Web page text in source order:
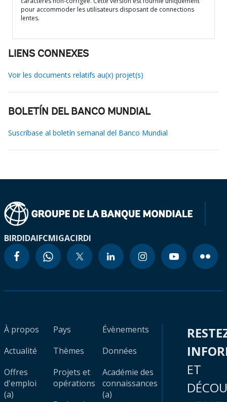
pour accommoder les utilisateurs disposant de connections
lentes.
LIENS CONNEXES
Voir les documents relatifs au(x) projet(s)
BOLETÍN DEL BANCO MUNDIAL
Suscríbase al boletín semanal del Banco Mundial
BIRDIDAIFCMIGACIRDI
À propos
Actualité
Offres
d'emploi
(a)
Pays
Thèmes
Projets et
opérations
Évènements
Données
Académie des
connaissances
(a)
ET